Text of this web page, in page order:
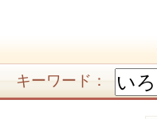
キーワード：